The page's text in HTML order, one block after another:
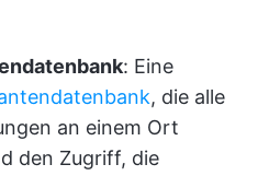
: Eine
, die alle
an einem Ort
den Zugriff, die